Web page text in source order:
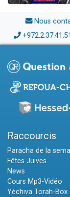
Nous
Raccourcis
Paracha de la
Fêtes Juives
News
Cours Mp3-Vidéo
Yéchiva Torah-Box